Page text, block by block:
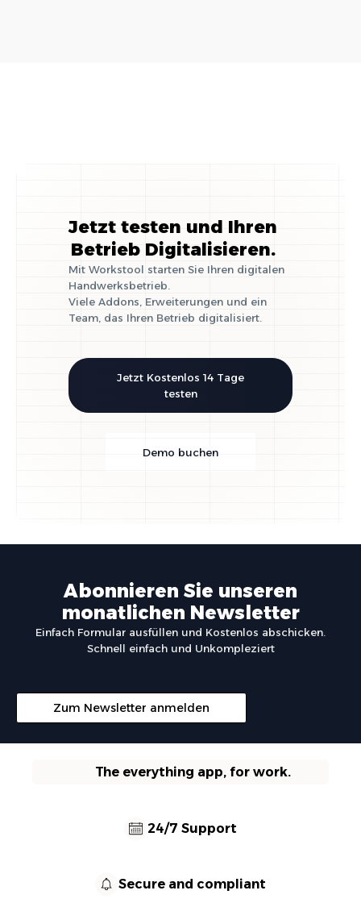
Jetzt testen und Ihren
Betrieb Digitalisieren.
Mit Workstool starten Sie Ihren digitalen
Handwerksbetrieb.
Viele Addons, Erweiterungen und ein
Team, das Ihren Betrieb digitalisiert.
Jetzt Kostenlos 14 Tage
testen
Demo buchen
Abonnieren Sie unseren
monatlichen Newsletter
Einfach Formular ausfüllen und Kostenlos abschicken.
Schnell einfach und Unkompleziert
Zum Newsletter anmelden
The everything app, for work.
24/7 Support
Secure and compliant